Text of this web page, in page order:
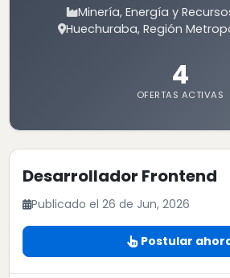
Minería, Energía y
Huechuraba, Región
4
OFERTAS ACTIVAS
Desarrollador Frontend
Publicado el 26 de Jun, 2026
Postular